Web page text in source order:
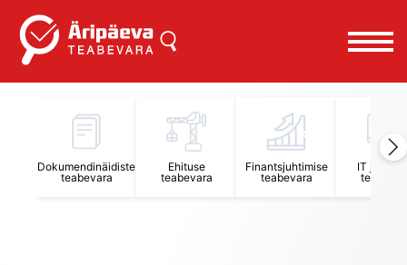
Dokumendinäidiste
teabevara
Ehituse
teabevara
Finantsjuhtimise
teabevara
IT